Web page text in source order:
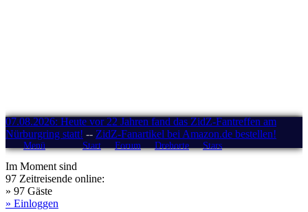
07.08.2026: Heute vor 22 Jahren fand das ZidZ-Fantreffen am
Nürburgring statt! -- ZidZ-Fanartikel bei Amazon.de bestellen!
Menü Start Forum Drehorte Stars
Im Moment sind
97 Zeitreisende online:
» 97 Gäste
» Einloggen